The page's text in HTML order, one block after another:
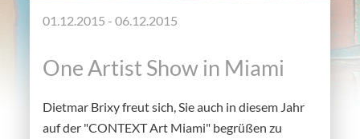
01.12.2015 - 06.12.2015
One Artist Show in Miami
Dietmar Brixy freut sich, Sie auch in diesem Jahr
auf der "CONTEXT Art Miami" begrüßen zu